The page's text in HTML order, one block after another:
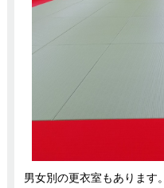
男女別の更衣室もあります。